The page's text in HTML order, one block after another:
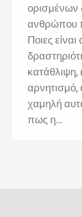
ορισμένων
ανθρώπου
Ποιες
κατάθλιψη,
αρνητισμό,
χαμηλή
πως η…